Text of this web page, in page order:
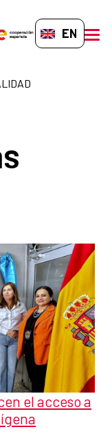
EN-GB
el acceso a